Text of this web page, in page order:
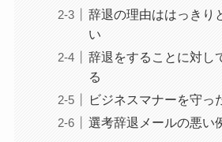
辞退の理由ははっきり
い
辞退をすることに対し
る
ビジネスマナーを守っ
選考辞退メールの悪い